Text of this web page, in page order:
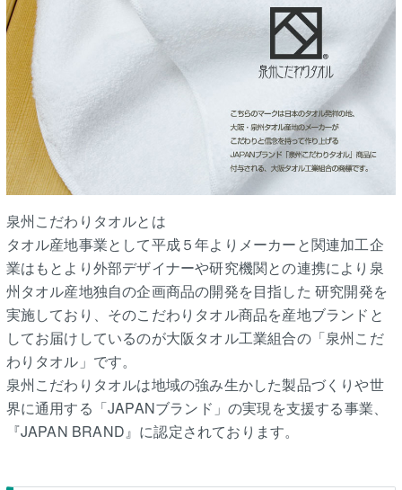
泉州こだわりタオルとは
タオル産地事業として平成５年よりメーカーと関連加工企
業はもとより外部デザイナーや研究機関との連携により泉
州タオル産地独自の企画商品の開発を目指した 研究開発を
実施しており、そのこだわりタオル商品を産地ブランドと
してお届けしているのが大阪タオル工業組合の「泉州こだ
わりタオル」です。
泉州こだわりタオルは地域の強み生かした製品づくりや世
界に通用する「JAPANブランド」の実現を支援する事業、
『JAPAN BRAND』に認定されております。